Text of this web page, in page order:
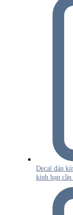
Decal dán
kính bạn